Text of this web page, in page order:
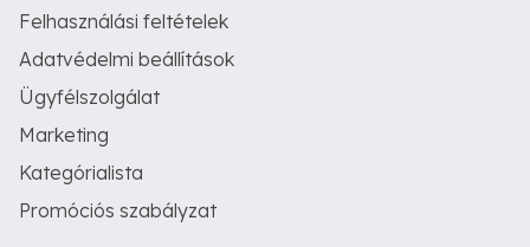
Felhasználási feltételek
Adatvédelmi beállítások
Ügyfélszolgálat
Marketing
Kategórialista
Promóciós szabályzat